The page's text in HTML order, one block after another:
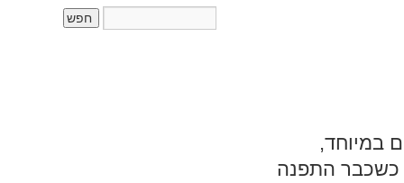
במיוחד,
כשכבר התפנה